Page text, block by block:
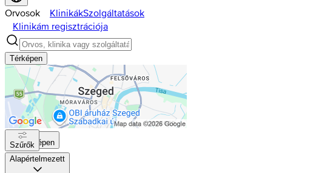
Orvosok KlinikákSzolgáltatások
Klinikám regisztrációja
Térképen
Térképen
Szűrők
Alapértelmezett